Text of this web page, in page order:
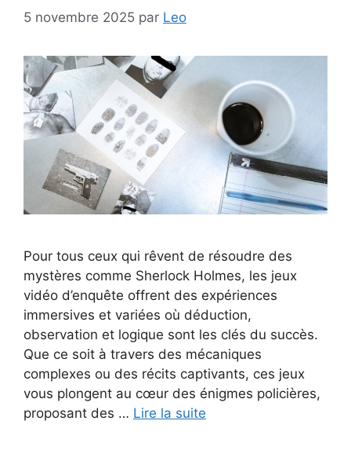
5 novembre 2025 par Leo
Pour tous ceux qui rêvent de résoudre des
mystères comme Sherlock Holmes, les jeux
vidéo d’enquête offrent des expériences
immersives et variées où déduction,
observation et logique sont les clés du succès.
Que ce soit à travers des mécaniques
complexes ou des récits captivants, ces jeux
vous plongent au cœur des énigmes policières,
proposant des … Lire la suite